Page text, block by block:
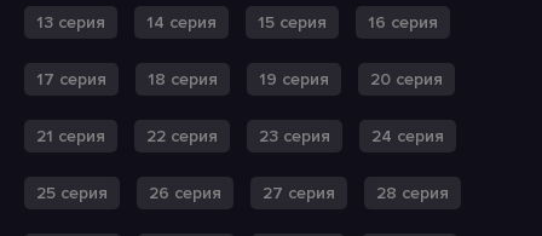
13 серия 14 серия 15 серия 16 серия
17 серия 18 серия 19 серия 20 серия
21 серия 22 серия 23 серия 24 серия
25 серия 26 серия 27 серия 28 серия